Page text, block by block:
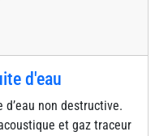
d'eau
non destructive.
et gaz traceur